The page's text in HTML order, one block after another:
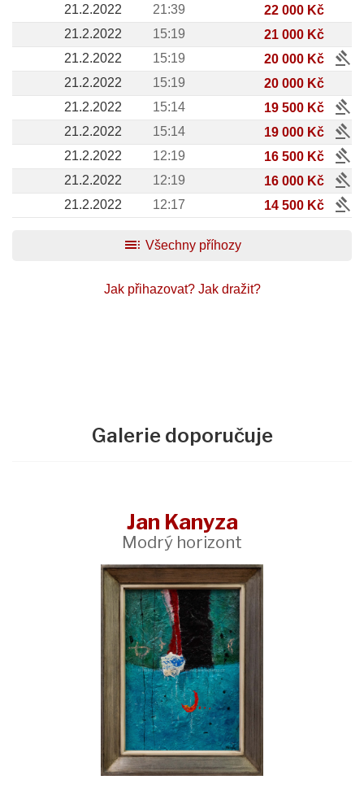
21.2.2022
21:39
22 000 Kč
21.2.2022
15:19
21 000 Kč
21.2.2022
15:19 20 000 Kč gavel
21.2.2022 15:19
20 000 Kč
21.2.2022
15:14 19 500 Kč gavel
21.2.2022 15:14 19 000 Kč gavel
21.2.2022 12:19 16 500 Kč gavel
21.2.2022 12:19 16 000 Kč gavel
21.2.2022 12:17 14 500 Kč
gavel
toc Všechny příhozy
Jak přihazovat? Jak dražit?
Galerie doporučuje
Jan Kanyza
Modrý horizont